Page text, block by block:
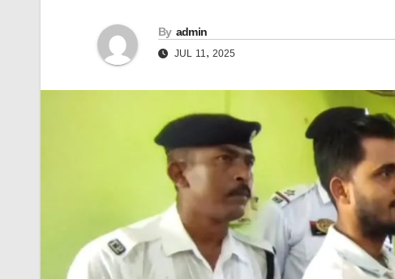
By admin
JUL 11, 2025